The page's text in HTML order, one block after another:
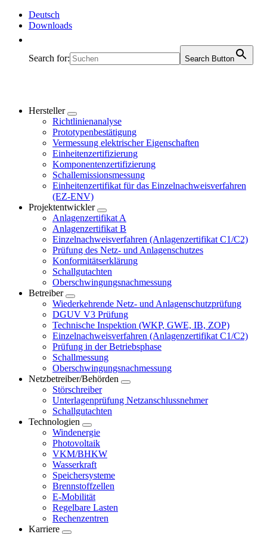
Deutsch
Downloads
Search for: Search Button
Hersteller
Richtlinienanalyse
Prototypenbestätigung
Vermessung elektrischer Eigenschaften
Einheitenzertifizierung
Komponentenzertifizierung
Schallemissionsmessung
Einheitenzertifikat für das Einzelnachweisverfahren
(EZ-ENV)
Projektentwickler
Anlagenzertifikat A
Anlagenzertifikat B
Einzelnachweisverfahren (Anlagenzertifikat C1/C2)
Prüfung des Netz- und Anlagenschutzes
Konformitätserklärung
Schallgutachten
Oberschwingungsnachmessung
Betreiber
Wiederkehrende Netz- und Anlagenschutzprüfung
DGUV V3 Prüfung
Technische Inspektion (WKP, GWE, IB, ZOP)
Einzelnachweisverfahren (Anlagenzertifikat C1/C2)
Prüfung in der Betriebsphase
Schallmessung
Oberschwingungsnachmessung
Netzbetreiber/Behörden
Störschreiber
Unterlagenprüfung Netzanschlussnehmer
Schallgutachten
Technologien
Windenergie
Photovoltaik
VKM/BHKW
Wasserkraft
Speichersysteme
Brennstoffzellen
E-Mobilität
Regelbare Lasten
Rechenzentren
Karriere